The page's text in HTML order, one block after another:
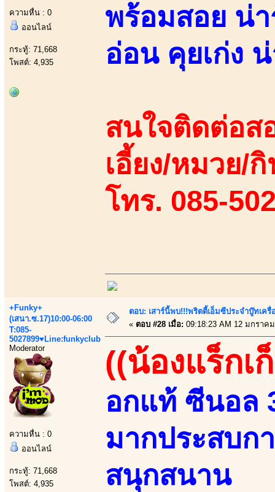
ความหื่น : 0
ออนไลน์
กระทู้: 71,668
โพสต์: 4,935
พร้อมสอย น่
อ่อน คุยเก่ง
สนใจติดต่อส
เอี้ยง/หมวย/
โทร. 085-
+Funky+
(เสนา.ซ.17)10:00-06:00
T:085-
5027899♥Line:funkyclub
Moderator
ความหื่น : 0
ออนไลน์
กระทู้: 71,668
โพสต์: 4,935
ตอบ: เสาร์นี้พบ!!!พริตตี้เอ็มซีประจำบู๊ทเค
« ตอบ #28 เมื่อ: 09:18:23 AM 12 มกราค
((น้องแร็กเ
อกแท้ ซีนอล
มากประสบก
สนุกสนาน